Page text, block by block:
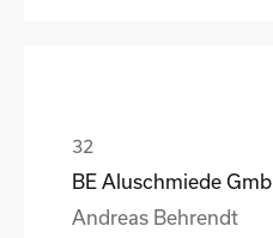
BE Aluschmiede
Andreas Behrendt